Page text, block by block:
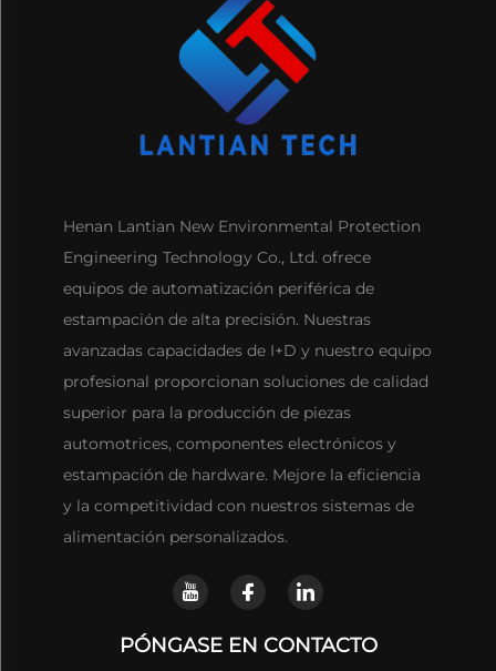
Henan Lantian New Environmental Protection
Engineering Technology Co., Ltd. ofrece
equipos de automatización periférica de
estampación de alta precisión. Nuestras
avanzadas capacidades de I+D y nuestro equipo
profesional proporcionan soluciones de calidad
superior para la producción de piezas
automotrices, componentes electrónicos y
estampación de hardware. Mejore la eficiencia
y la competitividad con nuestros sistemas de
alimentación personalizados.
PÓNGASE EN CONTACTO